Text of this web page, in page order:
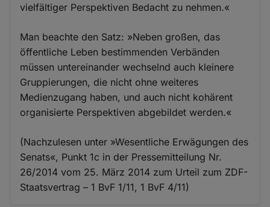
vielfältiger Perspektiven Bedacht zu nehmen.«
Man beachte den Satz: »Neben großen, das
öffentliche Leben bestimmenden Verbänden
müssen untereinander wechselnd auch kleinere
Gruppierungen, die nicht ohne weiteres
Medienzugang haben, und auch nicht kohärent
organisierte Perspektiven abgebildet werden.«
(Nachzulesen unter »Wesentliche Erwägungen des
Senats«, Punkt 1c in der Pressemitteilung Nr.
26/2014 vom 25. März 2014 zum Urteil zum ZDF-
Staatsvertrag – 1 BvF 1/11, 1 BvF 4/11)